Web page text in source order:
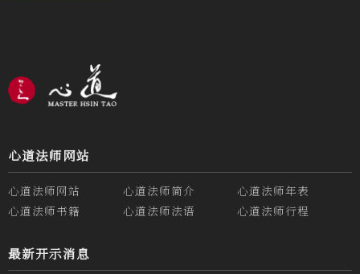
心道法师网站
心道法师网站 心道法师简介
心道法师年表
心道法师书籍
心道法师法语 心道法师行程
最新开示消息